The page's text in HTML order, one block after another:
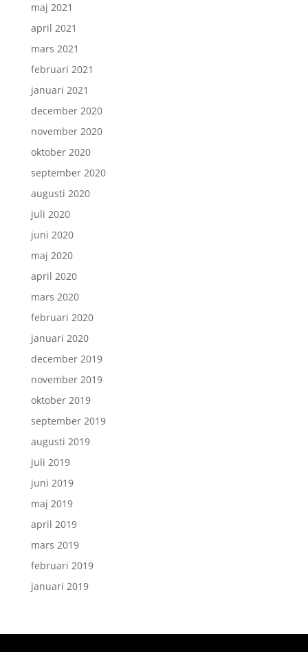
maj 2021
april 2021
mars 2021
februari 2021
januari 2021
december 2020
november 2020
oktober 2020
september 2020
augusti 2020
juli 2020
juni 2020
maj 2020
april 2020
mars 2020
februari 2020
januari 2020
december 2019
november 2019
oktober 2019
september 2019
augusti 2019
juli 2019
juni 2019
maj 2019
april 2019
mars 2019
februari 2019
januari 2019